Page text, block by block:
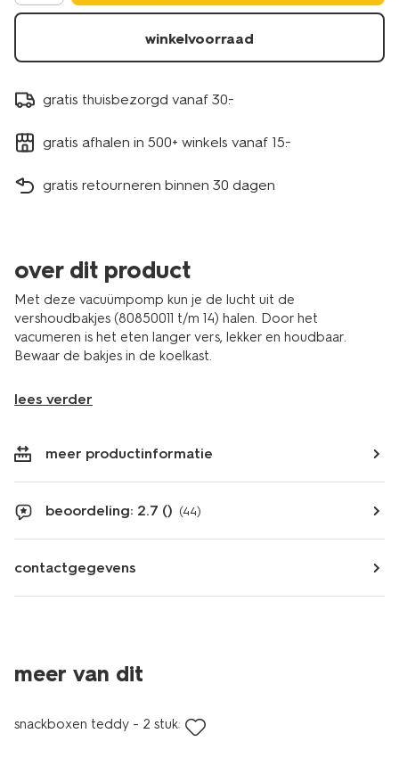
winkelvoorraad
gratis thuisbezorgd vanaf 30.-
gratis afhalen in 500+ winkels vanaf 15.-
gratis retourneren binnen 30 dagen
over dit product
Met deze vacuümpomp kun je de lucht uit de
vershoudbakjes (80850011 t/m 14) halen. Door het
vacumeren is het eten langer vers, lekker en houdbaar.
Bewaar de bakjes in de koelkast.
lees verder
meer productinformatie
beoordeling: 2.7 () (44)
contactgegevens
meer van dit
korting
snackboxen teddy - 2 stuks